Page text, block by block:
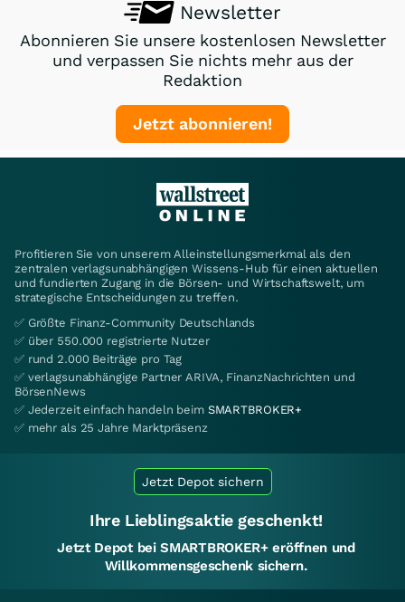
Newsletter
Abonnieren Sie unsere kostenlosen Newsletter
und verpassen Sie nichts mehr aus der
Redaktion
Jetzt abonnieren!
Profitieren Sie von unserem Alleinstellungsmerkmal als den
zentralen verlagsunabhängigen Wissens-Hub für einen aktuellen
und fundierten Zugang in die Börsen- und Wirtschaftswelt, um
strategische Entscheidungen zu treffen.
✅ Größte Finanz-Community Deutschlands
✅ über 550.000 registrierte Nutzer
✅ rund 2.000 Beiträge pro Tag
✅ verlagsunabhängige Partner ARIVA, FinanzNachrichten und
BörsenNews
✅ Jederzeit einfach handeln beim SMARTBROKER+
✅ mehr als 25 Jahre Marktpräsenz
Jetzt Depot sichern
Ihre Lieblingsaktie geschenkt!
Jetzt Depot bei SMARTBROKER+ eröffnen und
Willkommensgeschenk sichern.